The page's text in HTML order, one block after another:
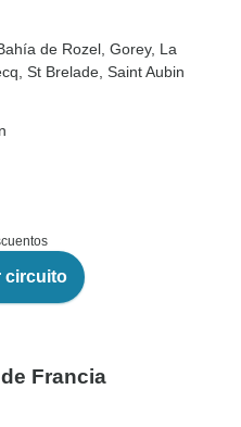
de Rozel , Gorey, La
, St Brelade , Saint Aubin
circuito
Francia